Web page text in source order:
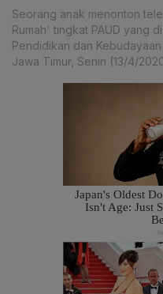
Seorang anak menonton
Rumah' tingkat PAUD yang
Pendidikan dan
Jawa Timur, Senin (13/4/